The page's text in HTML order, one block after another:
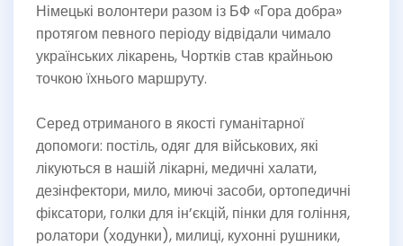
Німецькі волонтери разом із БФ «Гора добра»
протягом певного періоду відвідали чимало
українських лікарень, Чортків став крайньою
точкою їхнього маршруту.
Серед отриманого в якості гуманітарної
допомоги: постіль, одяг для військових, які
лікуються в нашій лікарні, медичні халати,
дезінфектори, мило, миючі засоби, ортопедичні
фіксатори, голки для ін’єкцій, пінки для гоління,
ролатори (ходунки), милиці, кухонні рушники,